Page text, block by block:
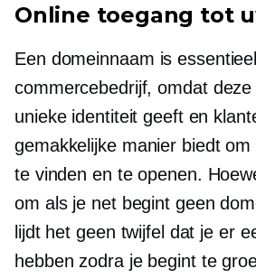
Online toegang tot
Een domeinnaam is
commercebedrijf, omdat
unieke identiteit geeft en
gemakkelijke manier biedt
te vinden en te openen.
om als je net begint geen
lijdt het geen twijfel dat je er
hebben zodra je begint te